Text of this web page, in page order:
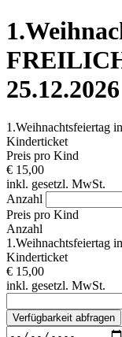
1.Weihnachtsfeiertag
Kinderticket
Preis pro Kind
€ 15,00
inkl. gesetzl. MwSt.
Anzahl
Preis pro Kind
Anzahl
1.Weihnachtsfeiertag
Kinderticket
€ 15,00
inkl. gesetzl. MwSt.
Verfügbarkeit abfragen